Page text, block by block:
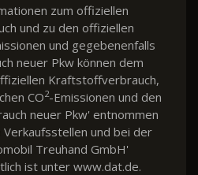
zum offiziellen
und zu den offiziellen
und gegebenenfalls
neuer Pkw können dem
Kraftstoffverbrauch,
CO2-Emissionen und den
neuer Pkw' entnommen
und bei der
Treuhand GmbH'
ist unter www.dat.de.